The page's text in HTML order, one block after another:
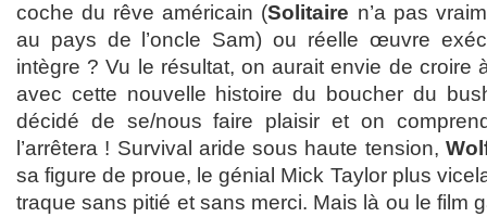
coche du rêve américain (Solitaire n’a pas
au pays de l’oncle Sam) ou réelle œuvre
intègre ? Vu le résultat, on aurait envie de croire
avec cette nouvelle histoire du boucher du
décidé de se/nous faire plaisir et on
l’arrêtera ! Survival aride sous haute tension,
sa figure de proue, le génial Mick Taylor plus
traque sans pitié et sans merci. Mais là ou le film